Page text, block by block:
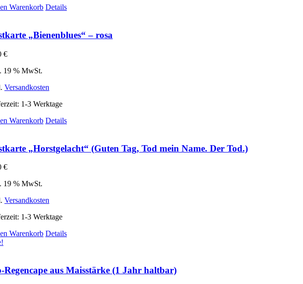
Warenkorb Details
„Bienenblues“ – rosa
€
19 % MwSt.
Versandkosten
1-3 Werktage
Warenkorb Details
„Horstgelacht“ (Guten Tag, Tod mein Name. Der Tod.)
€
19 % MwSt.
Versandkosten
1-3 Werktage
Warenkorb Details
Regencape aus Maisstärke (1 Jahr haltbar)